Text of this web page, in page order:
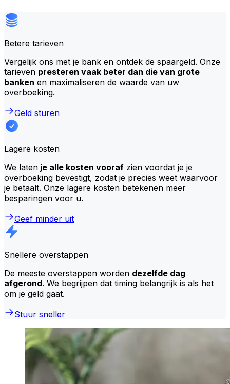
Betere tarieven
Vergelijk ons met je bank en ontdek de spaargeld. Onze
tarieven presteren vaak beter dan die van grote
banken en maximaliseren de waarde van uw
overboeking.
Geld sturen
Lagere kosten
We laten je alle kosten vooraf zien voordat je je
overboeking bevestigt, zodat je precies weet waarvoor
je betaalt. Onze lagere kosten betekenen meer
besparingen voor u.
Geef minder uit
Snellere overstappen
De meeste overstappen worden dezelfde dag
afgerond. We begrijpen dat timing belangrijk is als het
om je geld gaat.
Stuur sneller